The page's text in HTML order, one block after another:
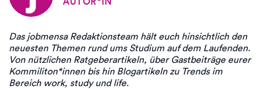
Das jobmensa Redaktionsteam hält euch hinsichtlich den
neuesten Themen rund ums Studium auf dem Laufenden.
Von nützlichen Ratgeberartikeln, über Gastbeiträge eurer
Kommiliton*innen bis hin Blogartikeln zu Trends im
Bereich work, study und life.